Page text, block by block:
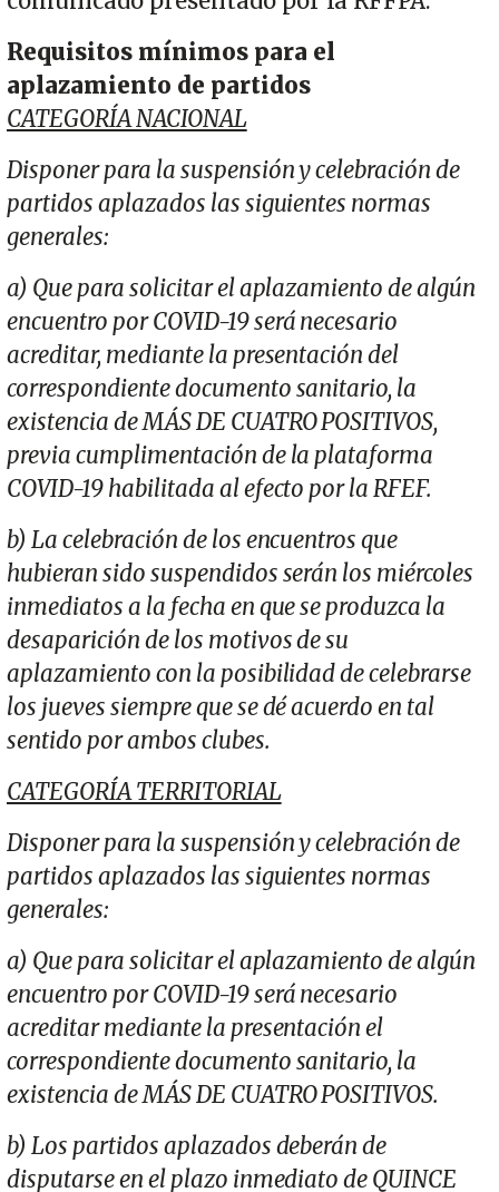
Requisitos mínimos para el
aplazamiento de partidos
CATEGORÍA NACIONAL
Disponer para la suspensión y celebración de
partidos aplazados las siguientes normas
generales:
a) Que para solicitar el aplazamiento de algún
encuentro por COVID-19 será necesario
acreditar, mediante la presentación del
correspondiente documento sanitario, la
existencia de MÁS DE CUATRO POSITIVOS,
previa cumplimentación de la plataforma
COVID-19 habilitada al efecto por la RFEF.
b) La celebración de los encuentros que
hubieran sido suspendidos serán los miércoles
inmediatos a la fecha en que se produzca la
desaparición de los motivos de su
aplazamiento con la posibilidad de celebrarse
los jueves siempre que se dé acuerdo en tal
sentido por ambos clubes.
CATEGORÍA TERRITORIAL
Disponer para la suspensión y celebración de
partidos aplazados las siguientes normas
generales:
a) Que para solicitar el aplazamiento de algún
encuentro por COVID-19 será necesario
acreditar mediante la presentación el
correspondiente documento sanitario, la
existencia de MÁS DE CUATRO POSITIVOS.
b) Los partidos aplazados deberán de
disputarse en el plazo inmediato de QUINCE